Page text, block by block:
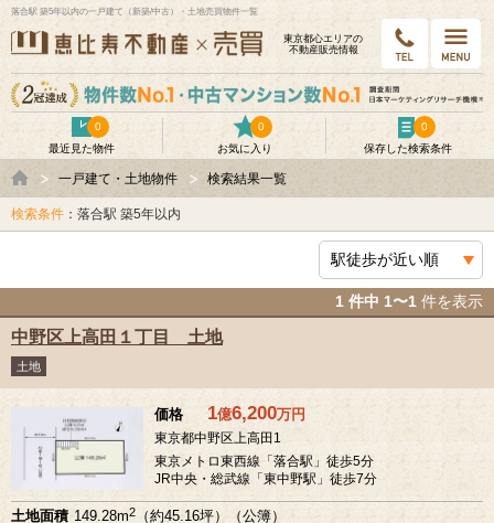
落合駅 築5年以内の一戸建て（新築/中古）・土地売買物件一覧
東京都⼼エリアの
不動産販売情報
最近見た物件
0
お気に入り
0
保存した検索条件
0
一戸建て・土地物件 検索結果一覧
検索条件 ：落合駅 築5年以内
1 件中 1〜1 件を表示
中野区上高田１丁目 土地
土地
価格 1億6,200万円
東京都中野区上高田1
東京メトロ東西線「落合駅」徒歩5分
JR中央・総武線「東中野駅」徒歩7分
土地面積 149.28m2
（約45.16坪）（公簿）